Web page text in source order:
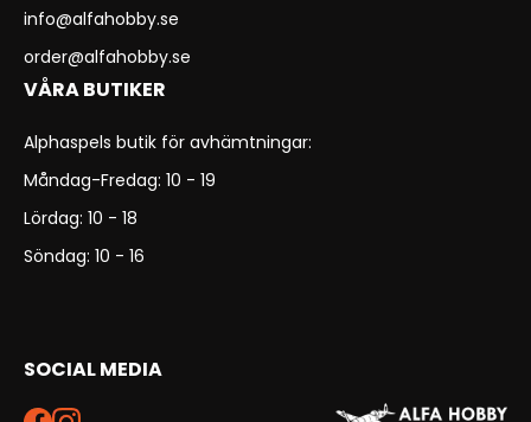
info@alfahobby.se
order@alfahobby.se
VÅRA BUTIKER
Alphaspels butik för avhämtningar:
Måndag-Fredag: 10 - 19
Lördag: 10 - 18
Söndag: 10 - 16
SOCIAL MEDIA